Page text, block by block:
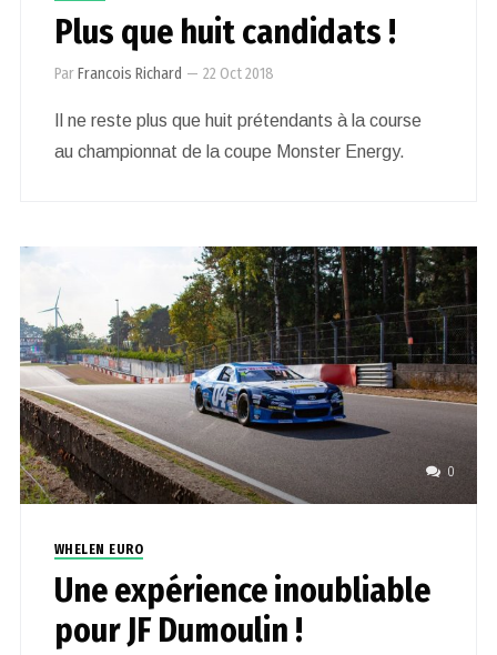
Plus que huit candidats !
ParFrancois Richard — 22 Oct 2018
Il ne reste plus que huit prétendants à la course
au championnat de la coupe Monster Energy.
0
WHELEN EURO
Une expérience inoubliable
pour JF Dumoulin !